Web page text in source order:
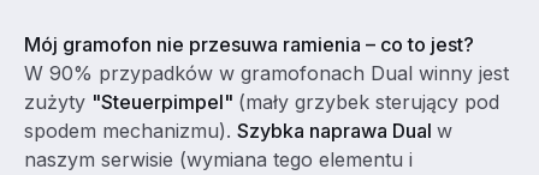
Mój gramofon nie przesuwa ramienia – co to jest?
W 90% przypadków w gramofonach Dual winny jest
zużyty "Steuerpimpel" (mały grzybek sterujący pod
spodem mechanizmu). Szybka naprawa Dual w
naszym serwisie (wymiana tego elementu i